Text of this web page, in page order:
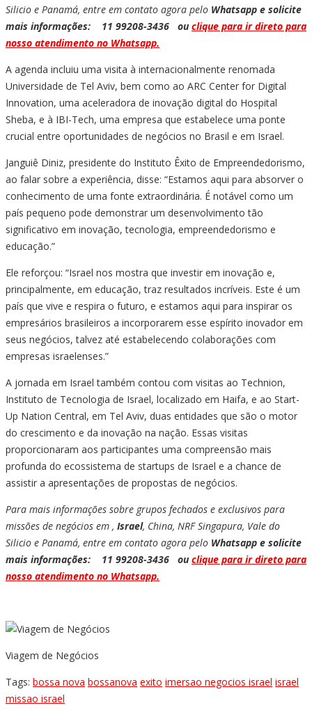
Silicio e Panamá, entre em contato agora pelo Whatsapp e solicite
mais informações: 11 99208-3436 ouclique para ir direto para
nosso atendimento no Whatsapp.
A agenda incluiu uma visita à internacionalmente renomada
Universidade de Tel Aviv, bem como ao ARC Center for Digital
Innovation, uma aceleradora de inovação digital do Hospital
Sheba, e à IBI-Tech, uma empresa que estabelece uma ponte
crucial entre oportunidades de negócios no Brasil e em Israel.
Janguiê Diniz, presidente do Instituto Êxito de Empreendedorismo,
ao falar sobre a experiência, disse: “Estamos aqui para absorver o
conhecimento de uma fonte extraordinária. É notável como um
país pequeno pode demonstrar um desenvolvimento tão
significativo em inovação, tecnologia, empreendedorismo e
educação.”
Ele reforçou: “Israel nos mostra que investir em inovação e,
principalmente, em educação, traz resultados incríveis. Este é um
país que vive e respira o futuro, e estamos aqui para inspirar os
empresários brasileiros a incorporarem esse espírito inovador em
seus negócios, talvez até estabelecendo colaborações com
empresas israelenses.”
A jornada em Israel também contou com visitas ao Technion,
Instituto de Tecnologia de Israel, localizado em Haifa, e ao Start-
Up Nation Central, em Tel Aviv, duas entidades que são o motor
do crescimento e da inovação na nação. Essas visitas
proporcionaram aos participantes uma compreensão mais
profunda do ecossistema de startups de Israel e a chance de
assistir a apresentações de propostas de negócios.
Para mais informações sobre grupos fechados e exclusivos para
missões de negócios em , Israel, China, NRF Singapura, Vale do
Silicio e Panamá, entre em contato agora pelo Whatsapp e solicite
mais informações: 11 99208-3436 ouclique para ir direto para
nosso atendimento no Whatsapp.
Viagem de Negócios
Tags: bossa nova bossanova exito imersao negocios israel israel
missao israel